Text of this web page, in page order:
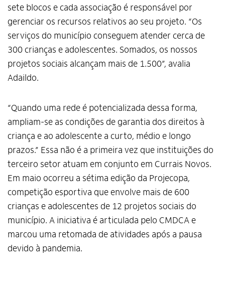
sete blocos e cada associação é responsável por
gerenciar os recursos relativos ao seu projeto. “Os
serviços do município conseguem atender cerca de
300 crianças e adolescentes. Somados, os nossos
projetos sociais alcançam mais de 1.500”, avalia
Adaildo.
“Quando uma rede é potencializada dessa forma,
ampliam-se as condições de garantia dos direitos à
criança e ao adolescente a curto, médio e longo
prazos.” Essa não é a primeira vez que instituições do
terceiro setor atuam em conjunto em Currais Novos.
Em maio ocorreu a sétima edição da Projecopa,
competição esportiva que envolve mais de 600
crianças e adolescentes de 12 projetos sociais do
município. A iniciativa é articulada pelo CMDCA e
marcou uma retomada de atividades após a pausa
devido à pandemia.